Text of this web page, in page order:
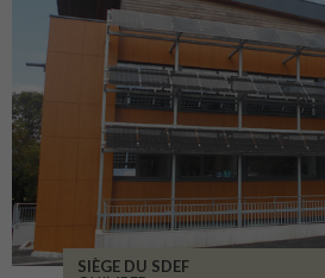
SIÈGE DU SDEF